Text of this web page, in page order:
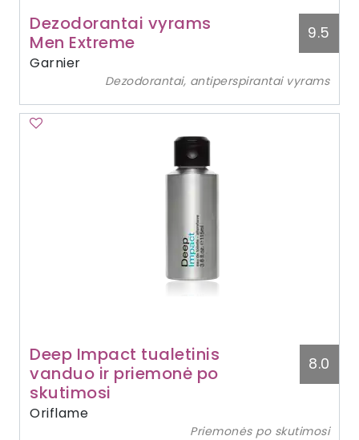
Dezodorantai vyrams
Men Extreme
Garnier
9.5
Dezodorantai, antiperspirantai vyrams
Deep Impact tualetinis
vanduo ir priemonė po
skutimosi
Oriflame
8.0
Priemonės po skutimosi